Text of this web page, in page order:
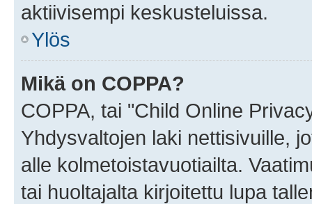
aktiivisempi keskusteluissa.
Ylös
Mikä on COPPA?
COPPA, tai "Child Online
Yhdysvaltojen laki nettisivuille,
alle kolmetoistavuotiailta.
tai huoltajalta kirjoitettu lupa